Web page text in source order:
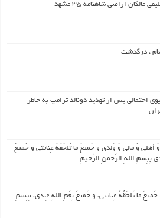
مالکان اراضی شاهنامه ۳۵ مشهد
، درگذشت
احتمالی پس از تهدید دونالد ترامپ به خاطر
أهلی وَ مالی وَ وُلدی و جَمیعَ ما تَلحَقُهُ عِنایتی و جَمیعَ
بِبِسمِ اللّهِ الرَّحمنِ الرَّحیمِ
ما تَلحَقُهُ عِنایتی، و جَمیعَ نِعَمِ اللّهِ عِندی، بِبِسمِ